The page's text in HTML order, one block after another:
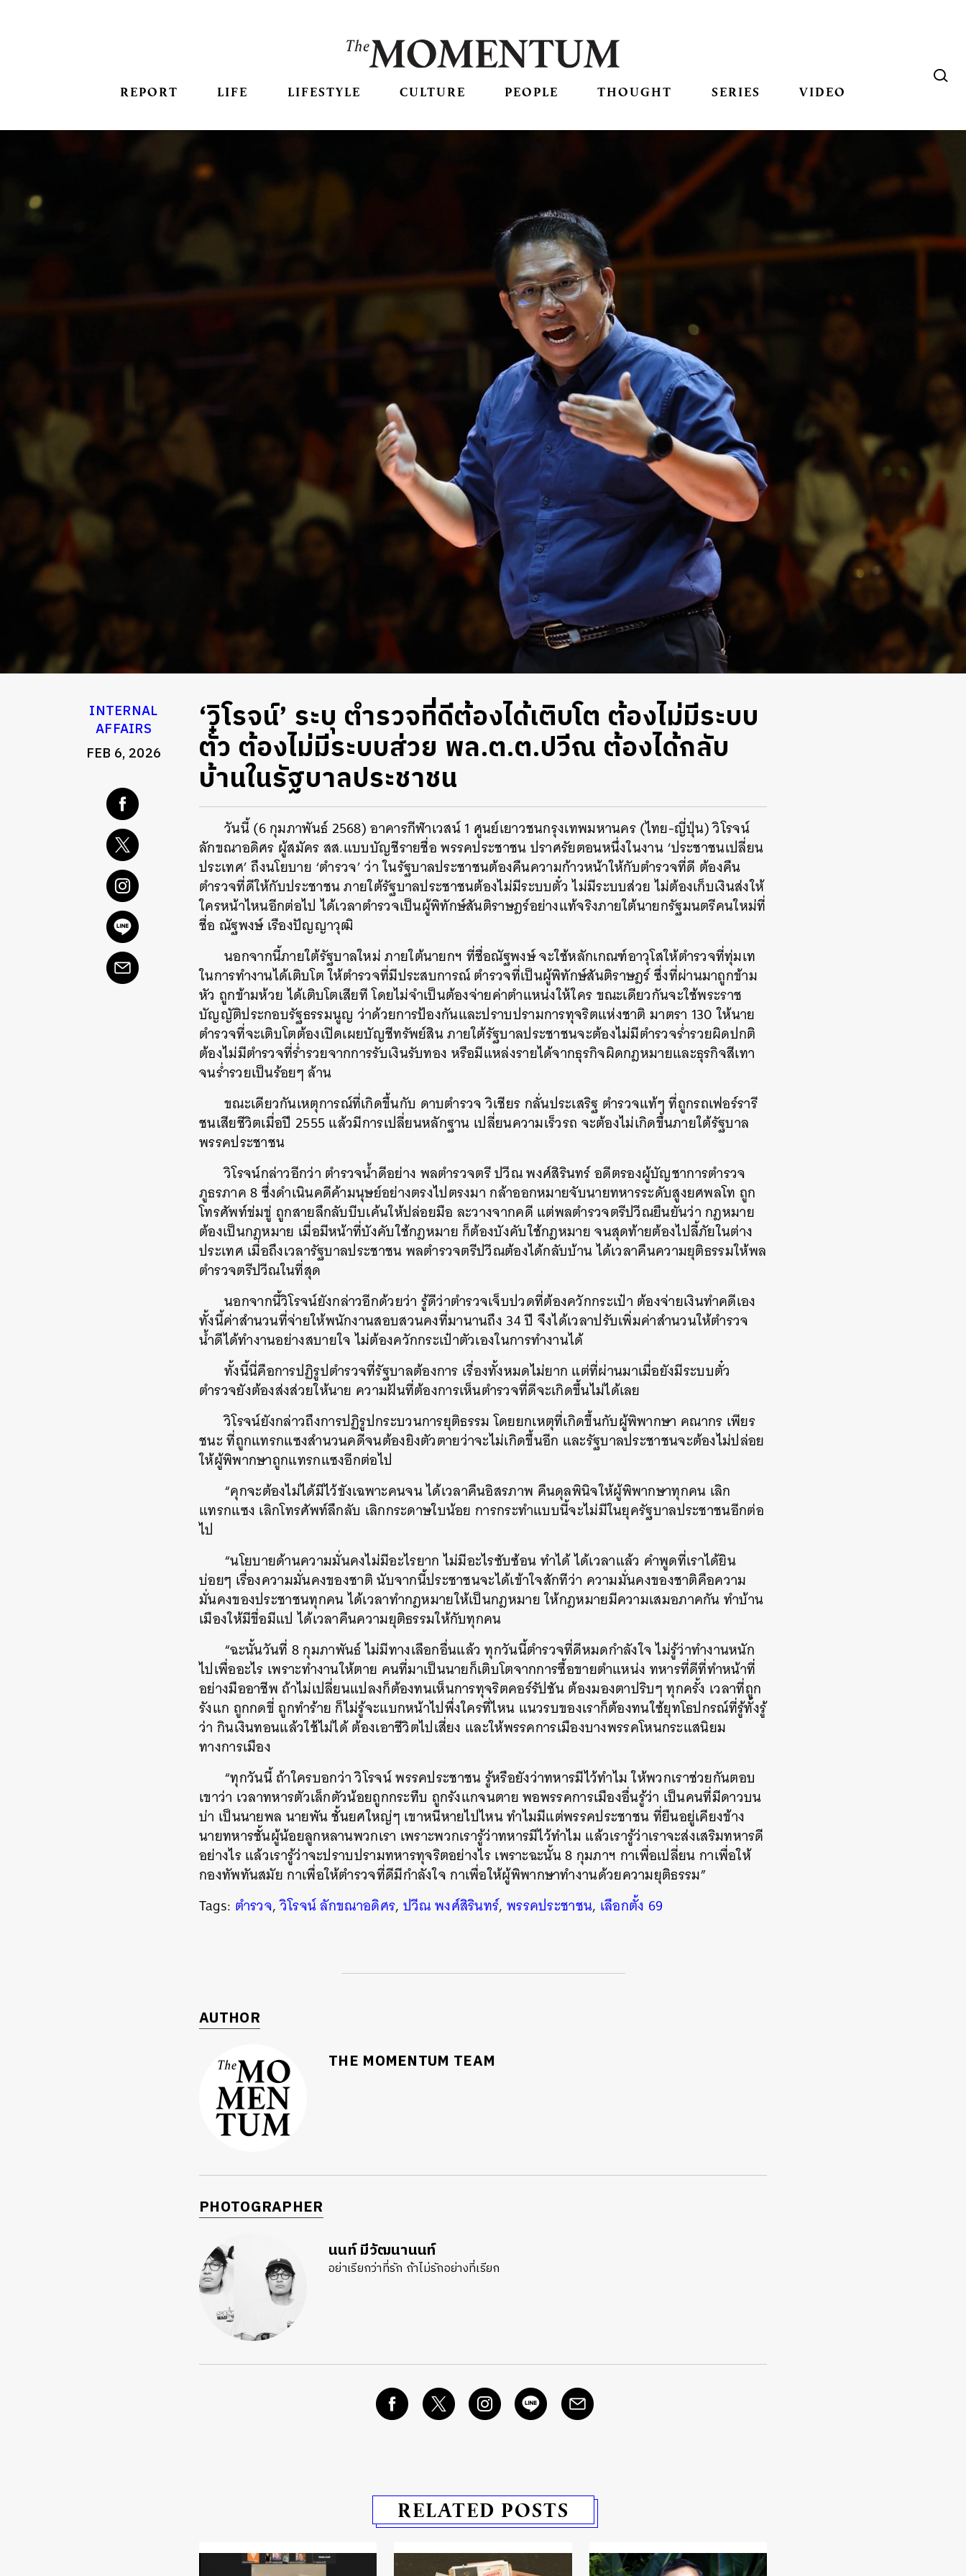
REPORT LIFE LIFESTYLE CULTURE PEOPLE THOUGHT SERIES VIDEO
INTERNAL
AFFAIRS
FEB 6, 2026
‘วิโรจน์’ ระบุ ตำรวจที่ดีต้องได้เติบโต ต้องไม่มีระบบ
ตั๋ว ต้องไม่มีระบบส่วย พล.ต.ต.ปวีณ ต้องได้กลับ
บ้านในรัฐบาลประชาชน
วันนี้ (6 กุมภาพันธ์ 2568) อาคารกีฬาเวสน์ 1 ศูนย์เยาวชนกรุงเทพมหานคร (ไทย-ญี่ปุ่น) วิโรจน์
ลักขณาอดิศร ผู้สมัคร สส.แบบบัญชีรายชื่อ พรรคประชาชน ปราศรัยตอนหนึ่งในงาน ‘ประชาชนเปลี่ยน
ประเทศ’ ถึงนโยบาย ‘ตำรวจ’ ว่า ในรัฐบาลประชาชนต้องคืนความก้าวหน้าให้กับตำรวจที่ดี ต้องคืน
ตำรวจที่ดีให้กับประชาชน ภายใต้รัฐบาลประชาชนต้องไม่มีระบบตั๋ว ไม่มีระบบส่วย ไม่ต้องเก็บเงินส่งให้
ใครหน้าไหนอีกต่อไป ได้เวลาตำรวจเป็นผู้พิทักษ์สันติราษฎร์อย่างแท้จริงภายใต้นายกรัฐมนตรีคนใหม่ที่
ชื่อ ณัฐพงษ์ เรืองปัญญาวุฒิ
นอกจากนี้ภายใต้รัฐบาลใหม่ ภายใต้นายกฯ ที่ชื่อณัฐพงษ์ จะใช้หลักเกณฑ์อาวุโสให้ตำรวจที่ทุ่มเท
ในการทำงานได้เติบโต ให้ตำรวจที่มีประสบการณ์ ตำรวจที่เป็นผู้พิทักษ์สันติราษฎร์ ซึ่งที่ผ่านมาถูกข้าม
หัว ถูกข้ามห้วย ได้เติบโตเสียที โดยไม่จำเป็นต้องจ่ายค่าตำแหน่งให้ใคร ขณะเดียวกันจะใช้พระราช
บัญญัติประกอบรัฐธรรมนูญ ว่าด้วยการป้องกันและปราบปรามการทุจริตแห่งชาติ มาตรา 130 ให้นาย
ตำรวจที่จะเติบโตต้องเปิดเผยบัญชีทรัพย์สิน ภายใต้รัฐบาลประชาชนจะต้องไม่มีตำรวจร่ำรวยผิดปกติ
ต้องไม่มีตำรวจที่ร่ำรวยจากการรับเงินรับทอง หรือมีแหล่งรายได้จากธุรกิจผิดกฎหมายและธุรกิจสีเทา
จนร่ำรวยเป็นร้อยๆ ล้าน
ขณะเดียวกันเหตุการณ์ที่เกิดขึ้นกับ ดาบตำรวจ วิเชียร กลั่นประเสริฐ ตำรวจแท้ๆ ที่ถูกรถเฟอร์รารี
ชนเสียชีวิตเมื่อปี 2555 แล้วมีการเปลี่ยนหลักฐาน เปลี่ยนความเร็วรถ จะต้องไม่เกิดขึ้นภายใต้รัฐบาล
พรรคประชาชน
วิโรจน์กล่าวอีกว่า ตำรวจน้ำดีอย่าง พลตำรวจตรี ปวีณ พงศ์สิรินทร์ อดีตรองผู้บัญชาการตำรวจ
ภูธรภาค 8 ซึ่งดำเนินคดีค้ามนุษย์อย่างตรงไปตรงมา กล้าออกหมายจับนายทหารระดับสูงยศพลโท ถูก
โทรศัพท์ข่มขู่ ถูกสายลึกลับบีบเค้นให้ปล่อยมือ ละวางจากคดี แต่พลตำรวจตรีปวีณยืนยันว่า กฎหมาย
ต้องเป็นกฎหมาย เมื่อมีหน้าที่บังคับใช้กฎหมาย ก็ต้องบังคับใช้กฎหมาย จนสุดท้ายต้องไปลี้ภัยในต่าง
ประเทศ เมื่อถึงเวลารัฐบาลประชาชน พลตำรวจตรีปวีณต้องได้กลับบ้าน ได้เวลาคืนความยุติธรรมให้พล
ตำรวจตรีปวีณในที่สุด
นอกจากนี้วิโรจน์ยังกล่าวอีกด้วยว่า รู้ดีว่าตำรวจเจ็บปวดที่ต้องควักกระเป๋า ต้องจ่ายเงินทำคดีเอง
ทั้งนี้ค่าสำนวนที่จ่ายให้พนักงานสอบสวนคงที่มานานถึง 34 ปี จึงได้เวลาปรับเพิ่มค่าสำนวนให้ตำรวจ
น้ำดีได้ทำงานอย่างสบายใจ ไม่ต้องควักกระเป๋าตัวเองในการทำงานได้
ทั้งนี้นี่คือการปฏิรูปตำรวจที่รัฐบาลต้องการ เรื่องทั้งหมดไม่ยาก แต่ที่ผ่านมาเมื่อยังมีระบบตั๋ว
ตำรวจยังต้องส่งส่วยให้นาย ความฝันที่ต้องการเห็นตำรวจที่ดีจะเกิดขึ้นไม่ได้เลย
วิโรจน์ยังกล่าวถึงการปฏิรูปกระบวนการยุติธรรม โดยยกเหตุที่เกิดขึ้นกับผู้พิพากษา คณากร เพียร
ชนะ ที่ถูกแทรกแซงสำนวนคดีจนต้องยิงตัวตายว่าจะไม่เกิดขึ้นอีก และรัฐบาลประชาชนจะต้องไม่ปล่อย
ให้ผู้พิพากษาถูกแทรกแซงอีกต่อไป
“คุกจะต้องไม่ได้มีไว้ขังเฉพาะคนจน ได้เวลาคืนอิสรภาพ คืนดุลพินิจให้ผู้พิพากษาทุกคน เลิก
แทรกแซง เลิกโทรศัพท์ลึกลับ เลิกกระดาษใบน้อย การกระทำแบบนี้จะไม่มีในยุครัฐบาลประชาชนอีกต่อ
ไป
“นโยบายด้านความมั่นคงไม่มีอะไรยาก ไม่มีอะไรซับซ้อน ทำได้ ได้เวลาแล้ว คำพูดที่เราได้ยิน
บ่อยๆ เรื่องความมั่นคงของชาติ นับจากนี้ประชาชนจะได้เข้าใจสักทีว่า ความมั่นคงของชาติคือความ
มั่นคงของประชาชนทุกคน ได้เวลาทำกฎหมายให้เป็นกฎหมาย ให้กฎหมายมีความเสมอภาคกัน ทำบ้าน
เมืองให้มีขื่อมีแป ได้เวลาคืนความยุติธรรมให้กับทุกคน
“ฉะนั้นวันที่ 8 กุมภาพันธ์ ไม่มีทางเลือกอื่นแล้ว ทุกวันนี้ตำรวจที่ดีหมดกำลังใจ ไม่รู้ว่าทำงานหนัก
ไปเพื่ออะไร เพราะทำงานให้ตาย คนที่มาเป็นนายก็เติบโตจากการซื้อขายตำแหน่ง ทหารที่ดีที่ทำหน้าที่
อย่างมืออาชีพ ถ้าไม่เปลี่ยนแปลงก็ต้องทนเห็นการทุจริตคอร์รัปชัน ต้องมองตาปริบๆ ทุกครั้ง เวลาที่ถูก
รังแก ถูกกดขี่ ถูกทำร้าย ก็ไม่รู้จะแบกหน้าไปพึ่งใครที่ไหน แนวรบของเราก็ต้องทนใช้ยุทโธปกรณ์ที่รู้ทั้งรู้
ว่า กินเงินทอนแล้วใช้ไม่ได้ ต้องเอาชีวิตไปเสี่ยง และให้พรรคการเมืองบางพรรคโหนกระแสนิยม
ทางการเมือง
“ทุกวันนี้ ถ้าใครบอกว่า วิโรจน์ พรรคประชาชน รู้หรือยังว่าทหารมีไว้ทำไม ให้พวกเราช่วยกันตอบ
เขาว่า เวลาทหารตัวเล็กตัวน้อยถูกกระทืบ ถูกรังแกจนตาย พอพรรคการเมืองอื่นรู้ว่า เป็นคนที่มีดาวบน
บ่า เป็นนายพล นายพัน ชั้นยศใหญ่ๆ เขาหนีหายไปไหน ทำไมมีแต่พรรคประชาชน ที่ยืนอยู่เคียงข้าง
นายทหารชั้นผู้น้อยลูกหลานพวกเรา เพราะพวกเรารู้ว่าทหารมีไว้ทำไม แล้วเรารู้ว่าเราจะส่งเสริมทหารดี
อย่างไร แล้วเรารู้ว่าจะปราบปรามทหารทุจริตอย่างไร เพราะฉะนั้น 8 กุมภาฯ กาเพื่อเปลี่ยน กาเพื่อให้
กองทัพทันสมัย กาเพื่อให้ตำรวจที่ดีมีกำลังใจ กาเพื่อให้ผู้พิพากษาทำงานด้วยความยุติธรรม”
Tags: ตำรวจ,วิโรจน์ ลักขณาอดิศร, ปวีณ พงศ์สิรินทร์, พรรคประชาชน, เลือกตั้ง 69
AUTHOR
THE MOMENTUM TEAM
PHOTOGRAPHER
นนท์ มีวัฒนานนท์
อย่าเรียกว่าที่รัก ถ้าไม่รักอย่างที่เรียก
RELATED POSTS
ค้นหา
SHARE TWEET